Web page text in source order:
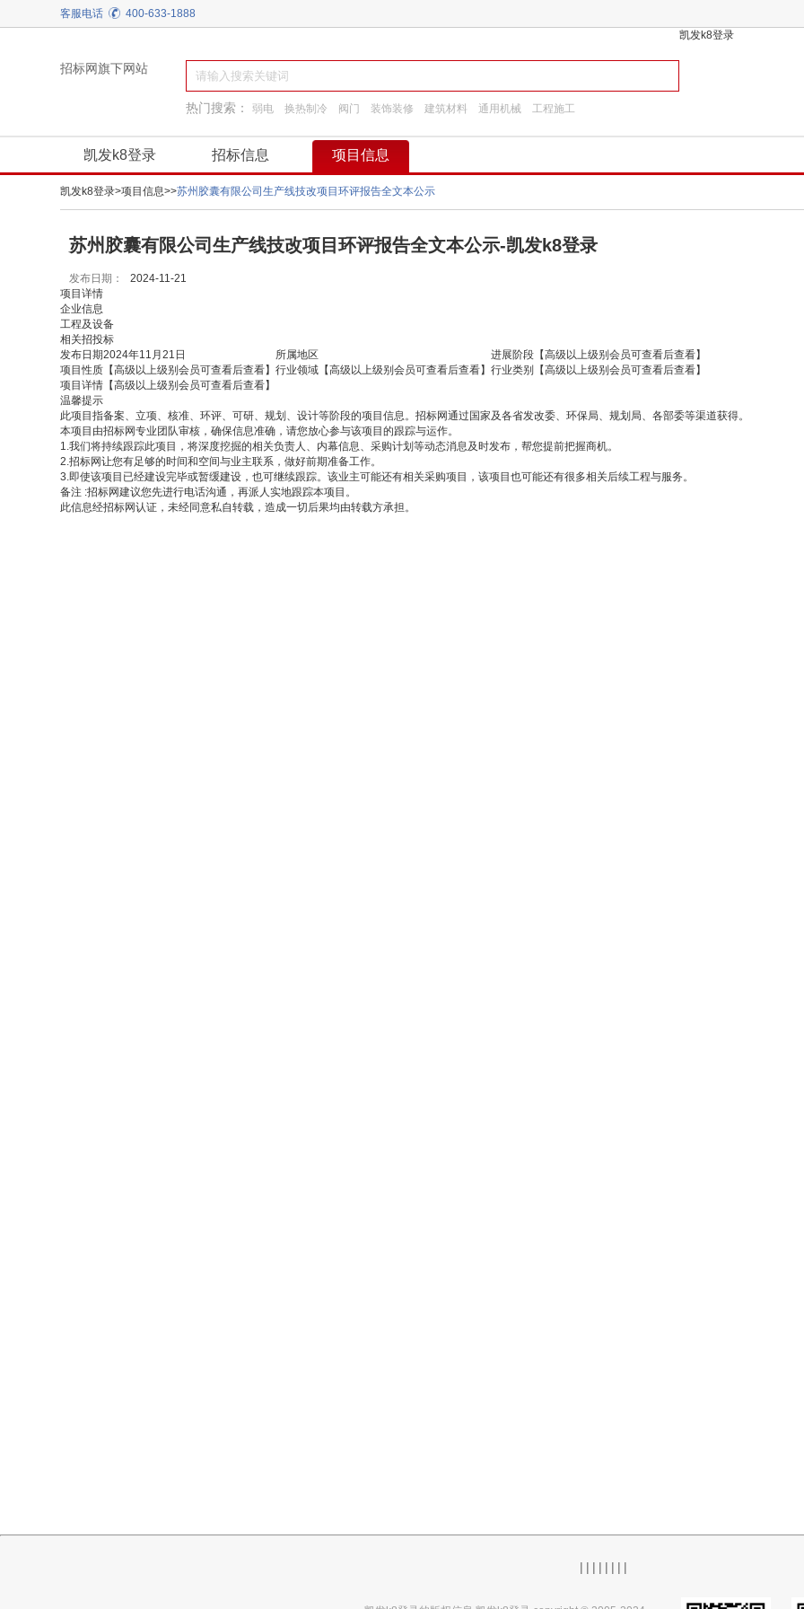
客服电话
400-633-1888
凯发k8登录
招标网旗下网站
热门搜索： 弱电 换热制冷 阀门 装饰装修 建筑材料 通用机械
工程施工
凯发k8登录 招标信息 项目信息
凯发k8登录>项目信息>>苏州胶囊有限公司生产线技改项目环评报告全文本公示
苏州胶囊有限公司生产线技改项目环评报告全文本公示-凯发k8登录
发布日期：
2024-11-21
项目详情
企业信息
工程及设备
相关招投标
发布日期2024年11月21日 所属地区 进展阶段 【高级以上级别会员可查看后查看】
项目性质 【高级以上级别会员可查看后查看】 行业领域 【高级以上级别会员可查看后查看】 行业类别
【高级以上级别会员可查看后查看】
项目详情 【高级以上级别会员可查看后查看】
温馨提示
此项目指备案、立项、核准、环评、可研、规划、设计等阶段的项目信息。招标网通过国家及各省发改委、环保局、规划局、各部委等渠道获得。
本项目由招标网专业团队审核，确保信息准确，请您放心参与该项目的跟踪与运作。
1.我们将持续跟踪此项目，将深度挖掘的相关负责人、内幕信息、采购计划等动态消息及时发布，帮您提前把握商机。
2.招标网让您有足够的时间和空间与业主联系，做好前期准备工作。
3.即使该项目已经建设完毕或暂缓建设，也可继续跟踪。该业主可能还有相关采购项目，该项目也可能还有很多相关后续工程与服务。
备注 :招标网建议您先进行电话沟通，再派人实地跟踪本项目。
此信息经招标网认证，未经同意私自转载，造成一切后果均由转载方承担。
| | | | | | | |